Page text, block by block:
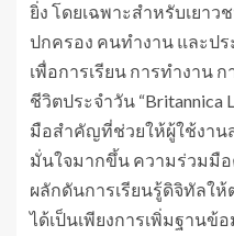
ยิ่ง โดยเฉพาะสำหรับเยาว
ปกครอง คนทำงาน และป
เพื่อการเรียน การทำงาน
ชีวิตประจำวัน “Britannica
มือสำคัญที่ช่วยให้ผู้ใช้งาน
มั่นใจมากขึ้น ความร่วมมื
ผลักดันการเรียนรู้ดิจิทัลใ
ได้เป็นเพียงการเพิ่มฐาน